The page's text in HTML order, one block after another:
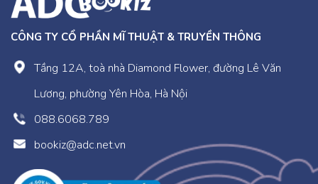
CÔNG TY CỔ PHẦN MĨ THUẬT & TRUYỀN THÔNG
Tầng 12A, toà nhà Diamond Flower, đường Lê Văn
Lương, phường Yên Hòa, Hà Nội
088.6068.789
bookiz@adc.net.vn